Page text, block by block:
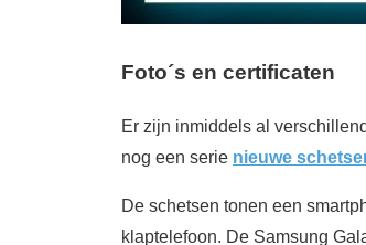
Foto´s en certificaten
Er zijn inmiddels al
nog een serie nieuwe
De schetsen tonen een
klaptelefoon. De Samsung